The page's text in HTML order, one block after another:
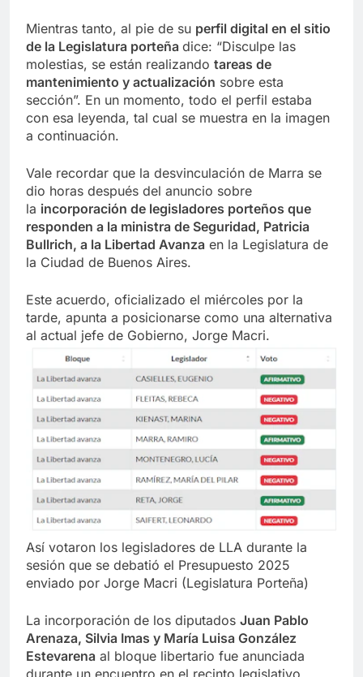
Mientras tanto, al pie de su perfil digital en el sitio
de la Legislatura porteña dice: “Disculpe las
molestias, se están realizando tareas de
mantenimiento y actualización sobre esta
sección”. En un momento, todo el perfil estaba
con esa leyenda, tal cual se muestra en la imagen
a continuación.
Vale recordar que la desvinculación de Marra se
dio horas después del anuncio sobre
la incorporación de legisladores porteños que
responden a la ministra de Seguridad, Patricia
Bullrich, a la Libertad Avanza en la Legislatura de
la Ciudad de Buenos Aires.
Este acuerdo, oficializado el miércoles por la
tarde, apunta a posicionarse como una alternativa
al actual jefe de Gobierno, Jorge Macri.
Así votaron los legisladores de LLA durante la
sesión que se debatió el Presupuesto 2025
enviado por Jorge Macri (Legislatura Porteña)
La incorporación de los diputados Juan Pablo
Arenaza, Silvia Imas y María Luisa González
Estevarena al bloque libertario fue anunciada